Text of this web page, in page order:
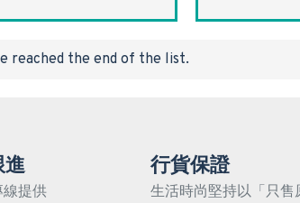
reached the end of the list.
進
線提供
行貨保證
生活時尚堅持以「只售